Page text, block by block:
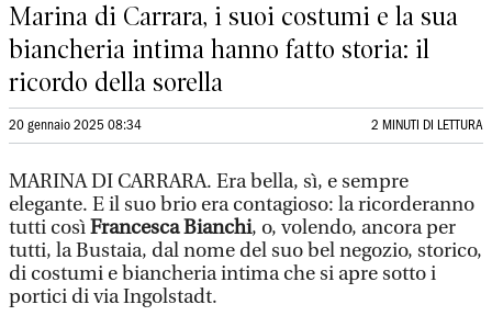
Marina di Carrara, i suoi costumi e la sua
biancheria intima hanno fatto storia: il
ricordo della sorella
20 gennaio 2025 08:34 2 MINUTI DI LETTURA
MARINA DI CARRARA. Era bella, sì, e sempre
elegante. E il suo brio era contagioso: la ricorderanno
tutti cosìFrancesca Bianchi, o, volendo, ancora per
tutti, la Bustaia, dal nome del suo bel negozio, storico,
di costumi e biancheria intima che si apre sotto i
portici di via Ingolstadt.